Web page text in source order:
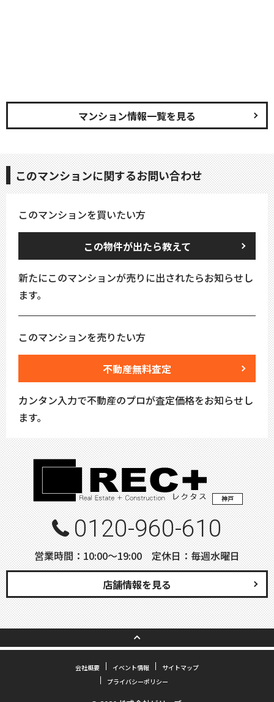
マンション情報一覧を見る
このマンションに関するお問い合わせ
このマンションを買いたい方
この物件が出たら教えて
新たにこのマンションが売りに出されたらお知らせし
ます。
このマンションを売りたい方
不動産無料査定
カンタン入力で不動産のプロが査定価格をお知らせし
ます。
神戸
0120-960-610
営業時間：10:00〜19:00 定休日：毎週水曜日
店舗情報を見る
会社概要 イベント情報
サイトマップ
プライバシーポリシー